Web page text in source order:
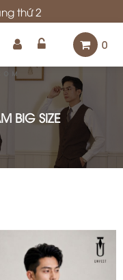
thứ 2
0
BIG SIZE